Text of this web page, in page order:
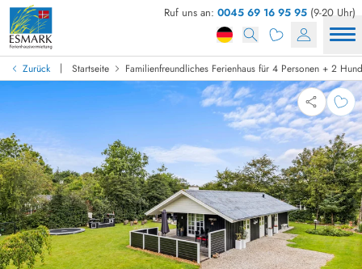
Ruf uns an: 0045 69 16 95 95 (9-20 Uhr)
Zurück | Startseite Familienfreundliches Ferienhaus für 4 Personen + 2